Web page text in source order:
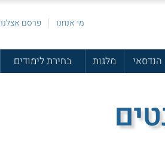
מי אנחנו פרסם אצלנו
הנדסאי מלגות בחירת לימודים